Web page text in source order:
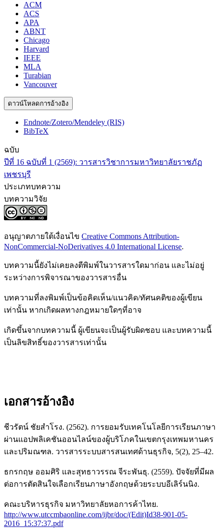
ACM
ACS
APA
ABNT
Chicago
Harvard
IEEE
MLA
Turabian
Vancouver
ดาวน์โหลดการอ้างอิง
Endnote/Zotero/Mendeley (RIS)
BibTeX
ฉบับ
ปีที่ 16 ฉบับที่ 1 (2569): วารสารวิชาการมหาวิทยาลัยราชภัฏ
เพชรบุรี
ประเภทบทความ
บทความวิจัย
อนุญาตภายใต้เงื่อนไข Creative Commons Attribution-
NonCommercial-NoDerivatives 4.0 International License.
บทความนี้ยังไม่เคยลงตีพิมพ์ในวารสารใดมาก่อน และไม่อยู่
ระหว่างการพิจารณาของวารสารอื่น
บทความที่ลงพิมพ์เป็นข้อคิดเห็น/แนวคิด/ทัศนคติของผู้เขียน
เท่านั้น หากเกิดผลทางกฎหมายใดๆที่อาจ
เกิดขึ้นจากบทความนี้ ผู้เขียนจะเป็นผู้รับผิดชอบ และบทความนี้
เป็นลิขสิทธิ์ของวารสารเท่านั้น
เอกสารอ้างอิง
ชีวรัตน์ ชัยสำโรง. (2562). การยอมรับเทคโนโลยีการเรียนภาษา
ผ่านแอปพลิเคชันออนไลน์ของผู้บริโภคในเขตกรุงเทพมหานคร
และปริมณฑล. วารสารระบบสารสนเทศด้านธุรกิจ, 5(2), 25–42.
ธกรกฤษ ออมศิริ และสุทธาวรรณ จีระพันธุ. (2559). ปัจจัยที่มีผล
ต่อการตัดสินใจเลือกเรียนภาษาอังกฤษด้วยระบบอีเลิร์นนิง.
คณะบริหารธุรกิจ มหาวิทยาลัยหอการค้าไทย.
http://www.utccmbaonline.com/ijbr/doc/(Edit)Id38-901-05-
2016_15:37:37.pdf